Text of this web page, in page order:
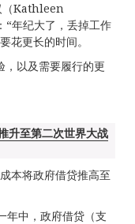
（Kathleen
年纪大了，丢掉工作
花更长的时间。
，以及需要履行的更
升至第二次世界大战
本将政府借贷推高至
年中，政府借贷（支